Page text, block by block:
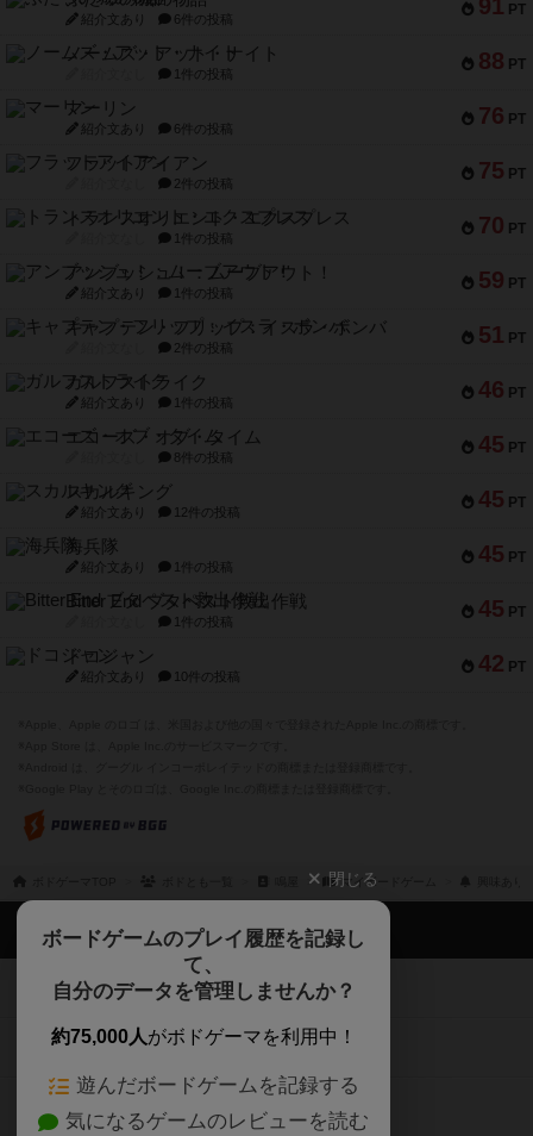
91 PT
紹介文あり 6件の投稿
88 PT
ノームズ・アット・ナイト
1件の投稿
76 PT
マーリン
紹介文あり 6件の投稿
75 PT
フラットアイアン
2件の投稿
70 PT
トランスオリエント・エクスプレス
1件の投稿
59 PT
アンブッシュ！：ムーブアウト！
紹介文あり 1件の投稿
51 PT
キャプテン・フリップ：イスラ・ボンバ
2件の投稿
46 PT
ガルフストライク
紹介文あり 1件の投稿
45 PT
エコーズ・オブ・タイム
8件の投稿
45 PT
スカルキング
紹介文あり 12件の投稿
45 PT
海兵隊
紹介文あり 1件の投稿
45 PT
Bitter End ブタペスト救出作戦
1件の投稿
42 PT
ドコジャン
紹介文あり 10件の投稿
マイボードゲーム
閉じる
ボードゲームのプレイ履歴を記録し
て、
自分のデータを管理しませんか？
約75,000人がボドゲーマを利用中！
遊んだボードゲームを記録する
気になるゲームのレビューを読む
ボドゲーマTOP
ボードゲームを検索する
ボードゲームの新着レビュー
ボードゲーム会情報